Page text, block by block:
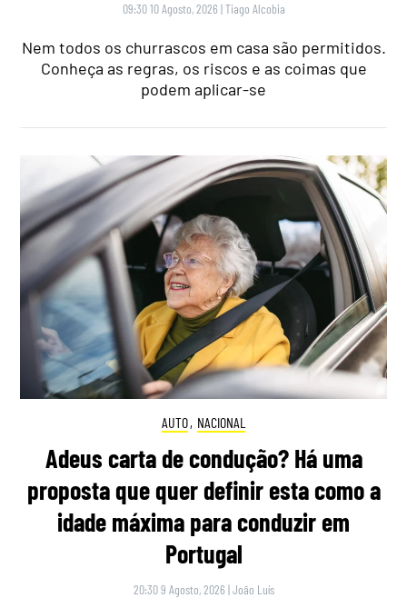
09:30 10 Agosto, 2026 |Tiago Alcobia
Nem todos os churrascos em casa são permitidos.
Conheça as regras, os riscos e as coimas que
podem aplicar-se
AUTO, NACIONAL
Adeus carta de condução? Há uma
proposta que quer definir esta como a
idade máxima para conduzir em
Portugal
20:30 9 Agosto, 2026 |João Luís